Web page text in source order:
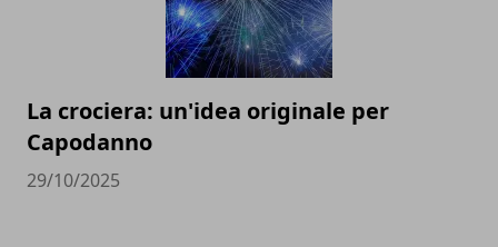
La crociera: un'idea originale per
Capodanno
29/10/2025